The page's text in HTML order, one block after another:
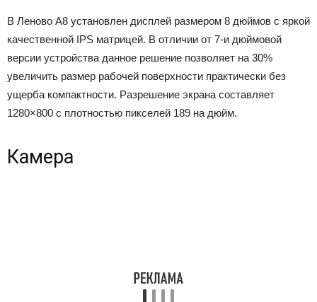
В Леново А8 установлен дисплей размером 8 дюймов с яркой
качественной IPS матрицей. В отличии от 7-и дюймовой
версии устройства данное решение позволяет на 30%
увеличить размер рабочей поверхности практически без
ущерба компактности. Разрешение экрана составляет
1280×800 с плотностью пикселей 189 на дюйм.
Камера